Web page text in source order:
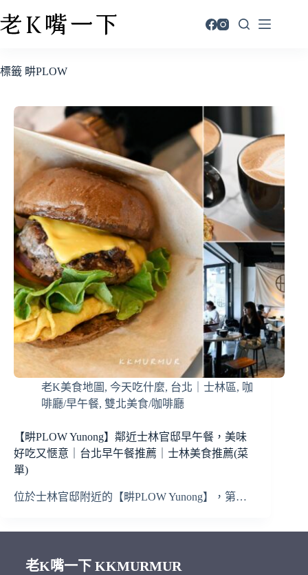
標籤 畊PLOW
老K美食地圖 , 今天吃什麼, 台北｜士林區, 咖
啡廳/早午餐, 雙北美食/咖啡廳
【畊PLOW Yunong】鄰近士林官邸早午餐，美味
好吃又愜意｜台北早午餐推薦｜士林美食推薦(菜
單)
位於士林官邸附近的【畊PLOW Yunong】，第…
老K嘴一下 KKMURMUR